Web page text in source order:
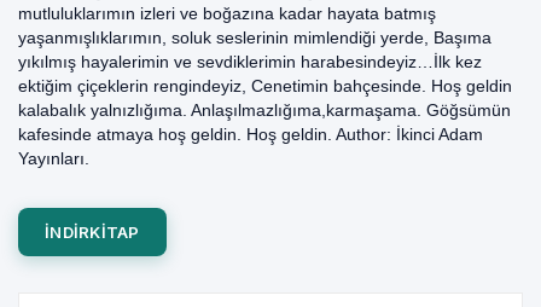
mutluluklarımın izleri ve boğazına kadar hayata batmış
yaşanmışlıklarımın, soluk seslerinin mimlendiği yerde, Başıma
yıkılmış hayalerimin ve sevdiklerimin harabesindeyiz…İlk kez
ektiğim çiçeklerin rengindeyiz, Cenetimin bahçesinde. Hoş geldin
kalabalık yalnızlığıma. Anlaşılmazlığıma,karmaşama. Göğsümün
kafesinde atmaya hoş geldin. Hoş geldin. Author: İkinci Adam
Yayınları.
INDIRKITAP